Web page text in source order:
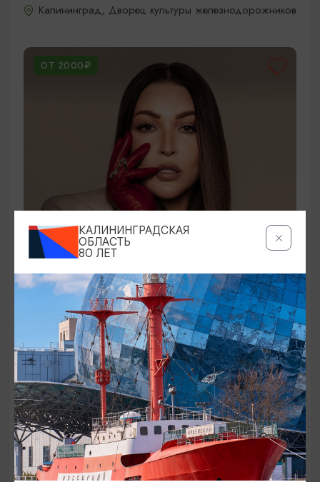
Калининград, Дворец культуры железнодорожников
ОТ 2000₽
КОНЦЕРТЫ
Ирина Дубцова
21.08.2026 19:00
Светлогорск, Театр эстрады «Янтарь-холл»
ОТ 60₽
КАЛИНИНГРАДСКАЯ
ОБЛАСТЬ
80 ЛЕТ